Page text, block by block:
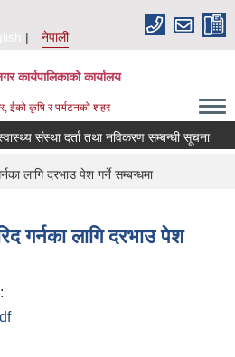
नेपाली
कार्यपालिकाकाे कार्यालय
ईको कृषि र पर्यटनको शहर
संस्था दर्ता तथा नविकरण सम्बन्धी सूचना
लागि दरभाउ पेश गर्ने सम्बन्धमा
गर्नका लागि दरभाउ पेश